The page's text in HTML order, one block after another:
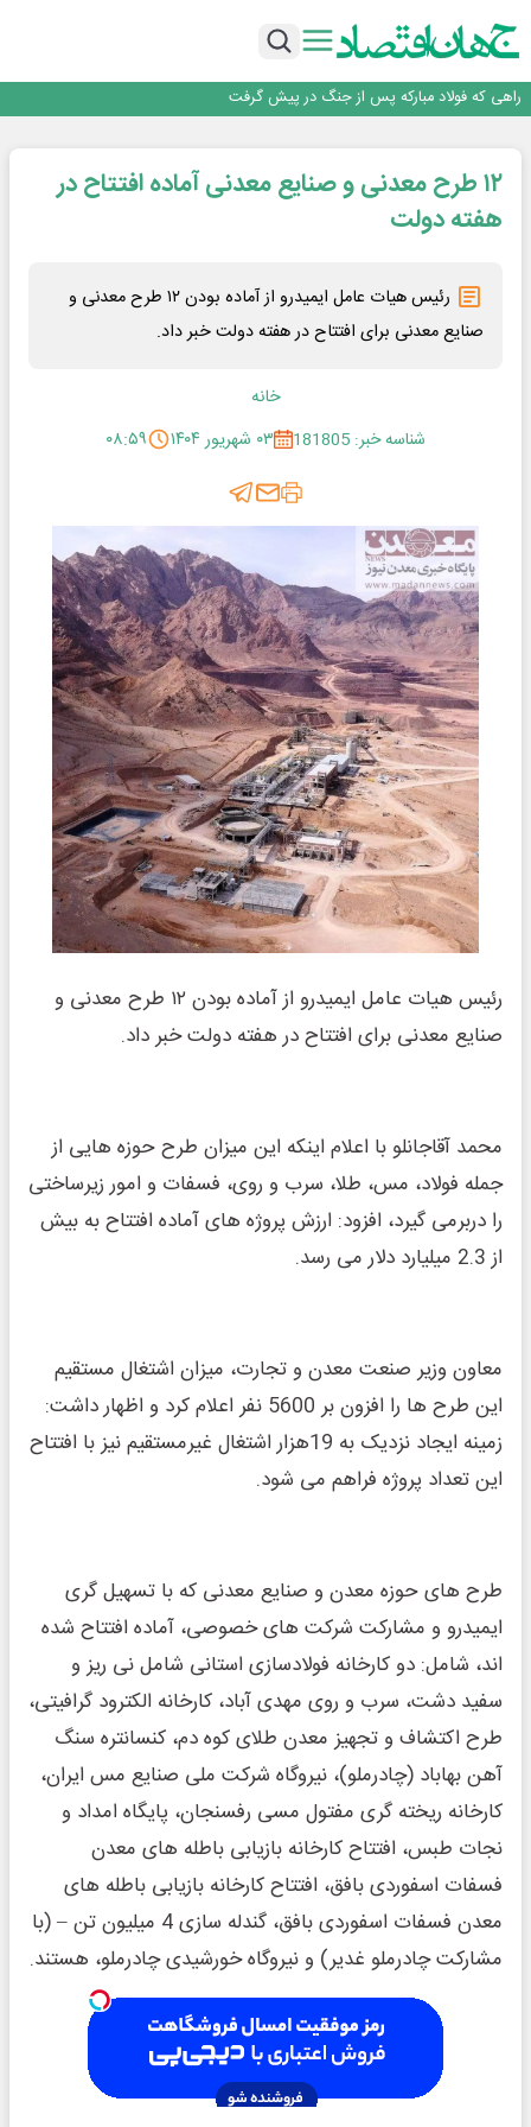
تجدیدپذیر با حضور استاندار اصفهان
گفتگو با کاوه معلمی، مدیر حسابداری مدیریت فولادسنگان
راهی که فولاد مبارکه پس از جنگ در پیش گرفت
افتتاح بزرگ‌ترین و مجهزترین آموزشگاه فنی وحرفه ای آزاد تخصصی انرژی‌های نو و
تجدیدپذیر با حضور استاندار اصفهان
۱۲ طرح معدنی و صنایع معدنی آماده افتتاح در
هفته دولت
رئیس هیات عامل ایمیدرو از آماده بودن ۱۲ طرح معدنی و
صنایع معدنی برای افتتاح در هفته دولت خبر داد.
خانه
شناسه خبر: 181805
۰۳ شهریور ۱۴۰۴ ۰۸:۵۹
رئیس هیات عامل ایمیدرو از آماده بودن ۱۲ طرح معدنی و
صنایع معدنی برای افتتاح در هفته دولت خبر داد.
محمد آقاجانلو با اعلام اینکه این میزان طرح حوزه هایی از
جمله فولاد، مس، طلا، سرب و روی، فسفات و امور زیرساختی
را دربرمی گیرد، افزود: ارزش پروژه های آماده افتتاح به بیش
از 2.3 میلیارد دلار می رسد.
معاون وزیر صنعت معدن و تجارت، میزان اشتغال مستقیم
این طرح ها را افزون بر 5600 نفر اعلام کرد و اظهار داشت:
زمینه ایجاد نزدیک به 19هزار اشتغال غیرمستقیم نیز با افتتاح
این تعداد پروژه فراهم می شود.
طرح های حوزه معدن و صنایع معدنی که با تسهیل گری
ایمیدرو و مشارکت شرکت های خصوصی، آماده افتتاح شده
اند، شامل: دو کارخانه فولادسازی استانی شامل نی ریز و
سفید دشت، سرب و روی مهدی آباد، کارخانه الکترود گرافیتی،
طرح اکتشاف و تجهیز معدن طلای کوه دم، کنسانتره سنگ
آهن بهاباد (چادرملو)، نیروگاه شرکت ملی صنایع مس ایران،
کارخانه ریخته گری مفتول مسی رفسنجان، پایگاه امداد و
نجات طبس، افتتاح کارخانه بازیابی باطله های معدن
فسفات اسفوردی بافق، افتتاح کارخانه بازیابی باطله های
معدن فسفات اسفوردی بافق، گندله سازی 4 میلیون تن – (با
مشارکت چادرملو غدیر) و نیروگاه خورشیدی چادرملو، هستند.